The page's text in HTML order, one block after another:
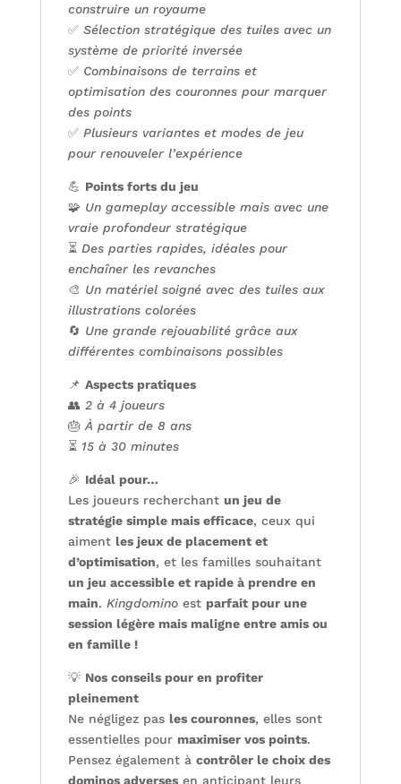
construire un royaume
✅Sélection stratégique des tuiles avec un
système de priorité inversée
✅Combinaisons de terrains et
optimisation des couronnes pour marquer
des points
✅Plusieurs variantes et modes de jeu
pour renouveler l’expérience
💪 Points forts du jeu
🧩 Un gameplay accessible mais avec une
vraie profondeur stratégique
⏳ Des parties rapides, idéales pour
enchaîner les revanches
🎨 Un matériel soigné avec des tuiles aux
illustrations colorées
🔄 Une grande rejouabilité grâce aux
différentes combinaisons possibles
📌 Aspects pratiques
👥 2 à 4 joueurs
🎂 À partir de 8 ans
⏳ 15 à 30 minutes
🎉 Idéal pour…
Les joueurs recherchant un jeu de
stratégie simple mais efficace, ceux qui
aiment les jeux de placement et
d’optimisation, et les familles souhaitant
un jeu accessible et rapide à prendre en
main. Kingdominoest parfait pour une
session légère mais maligne entre amis ou
en famille !
💡 Nos conseils pour en profiter
pleinement
Ne négligez pas les couronnes, elles sont
essentielles pour maximiser vos points.
Pensez également à contrôler le choix des
dominos adversesen anticipant leurs